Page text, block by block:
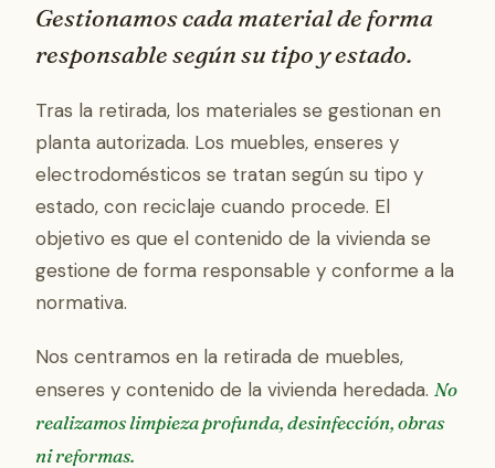
Gestionamos cada material de forma
responsable según su tipo y estado.
Tras la retirada, los materiales se gestionan en
planta autorizada. Los muebles, enseres y
electrodomésticos se tratan según su tipo y
estado, con reciclaje cuando procede. El
objetivo es que el contenido de la vivienda se
gestione de forma responsable y conforme a la
normativa.
Nos centramos en la retirada de muebles,
enseres y contenido de la vivienda heredada. No
realizamos limpieza profunda, desinfección, obras
ni reformas.